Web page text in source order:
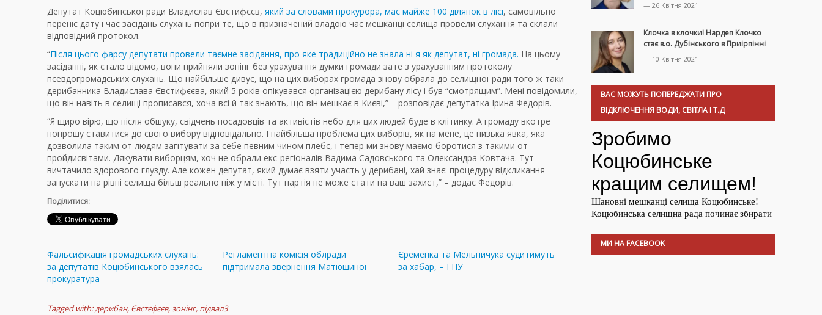
Депутат Коцюбинської ради Владислав Євстифєєв, який за словами прокурора, має майже 100 ділянок в лісі, самовільно
переніс дату і час засідань слухань попри те, що в призначений владою час мешканці селища провели слухання та склали
відповідний протокол.
“Після цього фарсу депутати провели таємне засідання, про яке традиційно не знала ні я як депутат, ні громада. На цьому
засіданні, як стало відомо, вони прийняли зонінг без урахування думки громади зате з урахуванням протоколу
псевдогромадських слухань. Що найбільше дивує, що на цих виборах громада знову обрала до селищної ради того ж таки
дерибанника Владислава Євстифєєва, який 5 років опікувався організацією дерибану лісу і був “смотрящим”. Мені повідомили,
що він навіть в селищі прописався, хоча всі й так знають, що він мешкає в Києві,” – розповідає депутатка Ірина Федорів.
“Я щиро вірю, що після обшуку, свідчень посадовців та активістів небо для цих людей буде в клітинку. А громаду вкотре
попрошу ставитися до свого вибору відповідально. І найбільша проблема цих виборів, як на мене, це низька явка, яка
дозволила таким от людям загітувати за себе певним чином плебс, і тепер ми знову маємо боротися з такими от
пройдисвітами. Дякувати виборцям, хоч не обрали екс-регіоналів Вадима Садовського та Олександра Ковтача. Тут
вичтачило здорового глузду. Але кожен депутат, який думає взяти участь у дерибані, хай знає: процедуру відкликання
запускати на рівні селища більш реально ніж у місті. Тут партія не може стати на ваш захист,” – додає Федорів.
Поділитися:
Фальсифікація громадських слухань:
за депутатів Коцюбинського взялась
прокуратура
Регламентна комісія облради
підтримала звернення Матюшиної
Єременка та Мельничука судитимуть
за хабар, – ГПУ
Tagged with:дерибан, Євстєфєєв,зонінг, підвал3
— 26 Квітня 2021
Клочка в клочки! Нардеп Клочко
стає в.о. Дубінського в Приірпінні
— 10 Квітня 2021
ВАС МОЖУТЬ ПОПЕРЕДЖАТИ ПРО
ВІДКЛЮЧЕННЯ ВОДИ, СВІТЛА І Т.Д
МИ НА FACEBOOK